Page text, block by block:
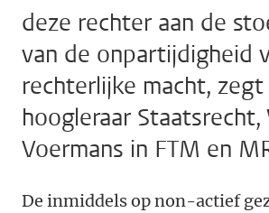
deze rechter aan de
van de onpartijdigheid
rechterlijke macht, zegt
hoogleraar Staatsrecht,
Voermans in FTM en
De inmiddels op non-actief